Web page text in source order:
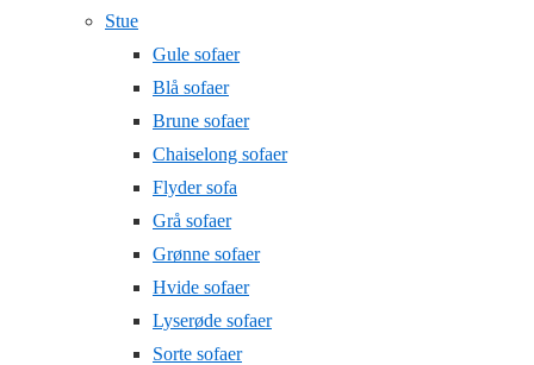
Stue
Gule sofaer
Blå sofaer
Brune sofaer
Chaiselong sofaer
Flyder sofa
Grå sofaer
Grønne sofaer
Hvide sofaer
Lyserøde sofaer
Sorte sofaer